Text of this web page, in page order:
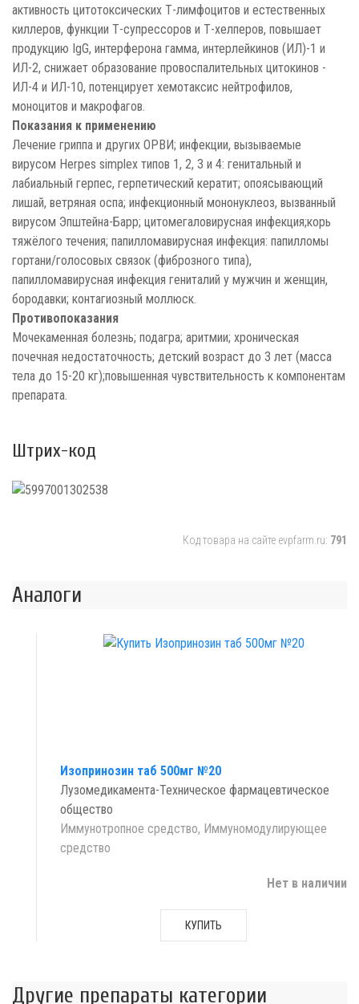
активность цитотоксических Т-лимфоцитов и естественных
киллеров, функции Т-супрессоров и Т-хелперов, повышает
продукцию IgG, интерферона гамма, интерлейкинов (ИЛ)-1 и
ИЛ-2, снижает образование провоспалительных цитокинов -
ИЛ-4 и ИЛ-10, потенцирует хемотаксис нейтрофилов,
моноцитов и макрофагов.
Показания к применению
Лечение гриппа и других ОРВИ; инфекции, вызываемые
вирусом Herpes simplex типов 1, 2, 3 и 4: генитальный и
лабиальный герпес, герпетический кератит; опоясывающий
лишай, ветряная оспа; инфекционный мононуклеоз, вызванный
вирусом Эпштейна-Барр; цитомегаловирусная инфекция;корь
тяжёлого течения; папилломавирусная инфекция: папилломы
гортани/голосовых связок (фиброзного типа),
папилломавирусная инфекция гениталий у мужчин и женщин,
бородавки; контагиозный моллюск.
Противопоказания
Мочекаменная болезнь; подагра; аритмии; хроническая
почечная недостаточность; детский возраст до 3 лет (масса
тела до 15-20 кг);повышенная чувствительность к компонентам
препарата.
Штрих-код
Код товара на сайте evpfarm.ru: 791
Аналоги
Изопринозин таб 500мг №20
Лузомедикамента-Техническое фармацевтическое
общество
Иммунотропное средство, Иммуномодулирующее
средство
Нет в наличии
КУПИТЬ
Другие препараты категории